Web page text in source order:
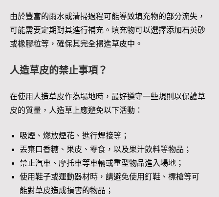
由於豐富的雨水或清掃過程可能導致填充物的部分流失，
可能需要定期對其進行補充。填充物可以選擇添加石英砂
或橡膠粒等，確保其完全掃進草皮中。
人造草皮的禁止事項？
在使用人造草皮作為場地時，最好遵守一些規則以保護草
皮的質量，人造草上應避免以下活動：
吸煙、燃放煙花、進行焊接等；
丟棄口香糖、果皮、零食，以及果汁飲料等物品；
禁止汽車、摩托車等車輛或重型物品進入場地；
使用鞋子或運動器材時，請避免使用釘鞋、標槍等可
能對草皮造成損害的物品；